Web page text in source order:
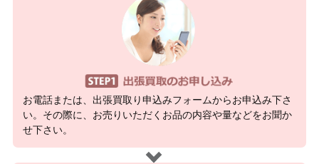
お電話または、出張買取り申込みフォームからお申込み下さ
い。その際に、お売りいただくお品の内容や量などをお聞か
せ下さい。